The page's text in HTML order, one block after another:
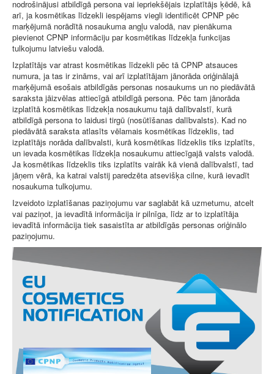
nodrošinājusi atbildīgā persona vai iepriekšējais izplatītājs ķēdē, kā
arī, ja kosmētikas līdzekli iespējams viegli identificēt CPNP pēc
marķējumā norādītā nosaukuma angļu valodā, nav pienākuma
pievienot CPNP informāciju par kosmētikas līdzekļa funkcijas
tulkojumu latviešu valodā.
Izplatītājs var atrast kosmētikas līdzekli pēc tā CPNP atsauces
numura, ja tas ir zināms, vai arī izplatītājam jānorāda oriģinālajā
marķējumā esošais atbildīgās personas nosaukums un no piedāvātā
saraksta jāizvēlas attiecīgā atbildīgā persona. Pēc tam jānorāda
izplatītā kosmētikas līdzekļa nosaukumu tajā dalībvalstī, kurā
atbildīgā persona to laidusi tirgū (nosūtīšanas dalībvalsts). Kad no
piedāvātā saraksta atlasīts vēlamais kosmētikas līdzeklis, tad
izplatītājs norāda dalībvalsti, kurā kosmētikas līdzeklis tiks izplatīts,
un ievada kosmētikas līdzekļa nosaukumu attiecīgajā valsts valodā.
Ja kosmētikas līdzeklis tiks izplatīts vairāk kā vienā dalībvalstī, tad
jāņem vērā, ka katrai valstij paredzēta atsevišķa cilne, kurā ievadīt
nosaukuma tulkojumu.
Izveidoto izplatīšanas paziņojumu var saglabāt kā uzmetumu, atcelt
vai paziņot, ja ievadītā informācija ir pilnīga, līdz ar to izplatītāja
ievadītā informācija tiek sasaistīta ar atbildīgās personas oriģinālo
paziņojumu.